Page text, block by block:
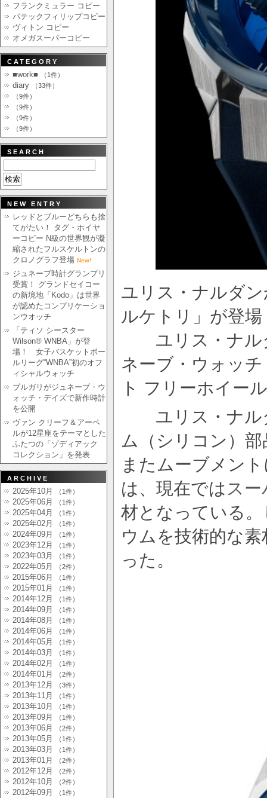
ユリス・ナルダ
ルケトリ」が登場
ユリス・ナルダ
ネーブ・ウォッ
ト フリーホイー
ユリス・ナル
ム（シリコン）
またムーブメン
は、現在では ス
材となっている
ウムを技術的な
った。
フランクミュラー コピー
パテックフィリップコピー
ヴィトン コピー
オメガスーパーコピー
CATEGORY
■work■ （1件）
diary
（33件）
（9件）
（9件）
（9件）
（9件）
SEARCH
NEW ENTRY
レッドとブルーどちらも捨
てがたい！ タグ・ホイヤ
ーコピー N級の世界観が凝
縮されたフルスケルトンの
クロノグラフ登場 New!
ジュネーブ時計グランプリ
受賞！ グランドセイコー
の新境地「Kodo」は世界
が認めたコンプリケーショ
ンウオッチ
「ティソ シースター
Wilson® WNBA」が登
場！ 女子バスケットボー
ルリーグ“WNBA”初のオフ
ィシャルウォッチ
ブルガリがジュネーブ・ウ
ォッチ・デイズで新作時計
を公開
ヴァン クリーフ＆アーペ
ルが12星座をテーマとした
ふたつの「ゾディアック
コレクション」を発表
ARCHIVE
2025年10月 （1件）
2025年06月 （1件）
2025年04月 （1件）
2025年02月 （1件）
2024年09月 （1件）
2023年12月 （1件）
2023年03月 （1件）
2022年05月 （2件）
2015年06月 （1件）
2015年01月 （1件）
2014年12月 （1件）
2014年09月 （1件）
2014年08月 （1件）
2014年06月 （1件）
2014年05月 （1件）
2014年03月 （1件）
2014年02月 （1件）
2014年01月 （2件）
2013年12月 （3件）
2013年11月 （1件）
2013年10月 （1件）
2013年09月 （1件）
2013年06月 （2件）
2013年05月 （1件）
2013年03月 （1件）
2013年01月 （2件）
2012年12月 （2件）
2012年10月 （2件）
2012年09月 （1件）